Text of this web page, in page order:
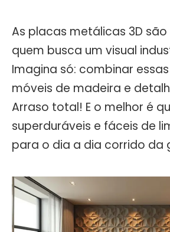
As placas metálicas 3D
quem busca um visual
Imagina só: combinar
móveis de madeira e
Arraso total! E o melhor é
superduráveis e fáceis de
para o dia a dia corrido da